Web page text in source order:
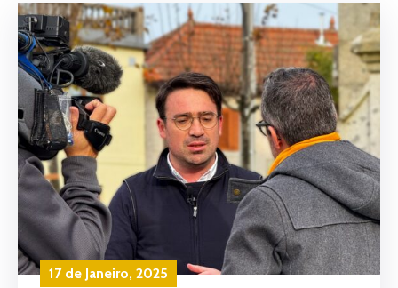
17 de Janeiro, 2025